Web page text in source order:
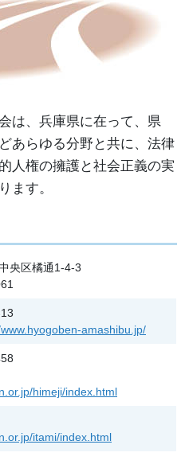
は、兵庫県に在って、県
あらゆる分野と共に、法律
人権の擁護と社会正義の実
ます。
央区橘通1-4-3
amashibu.jp/
himeji/index.html
itami/index.html